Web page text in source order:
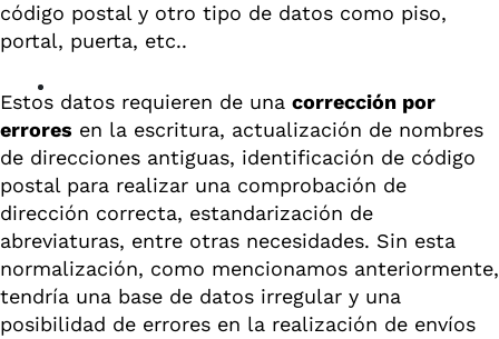
código postal y otro tipo de datos como piso,
portal, puerta, etc..
Estos datos requieren de una corrección por
errores en la escritura, actualización de nombres
de direcciones antiguas, identificación de código
postal para realizar una comprobación de
dirección correcta, estandarización de
abreviaturas, entre otras necesidades. Sin esta
normalización, como mencionamos anteriormente,
tendría una base de datos irregular y una
posibilidad de errores en la realización de envíos